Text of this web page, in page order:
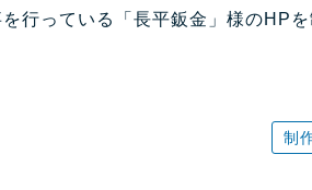
行っている「長平鈑金」様のHPを
制